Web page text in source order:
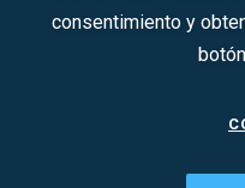
consentimiento y